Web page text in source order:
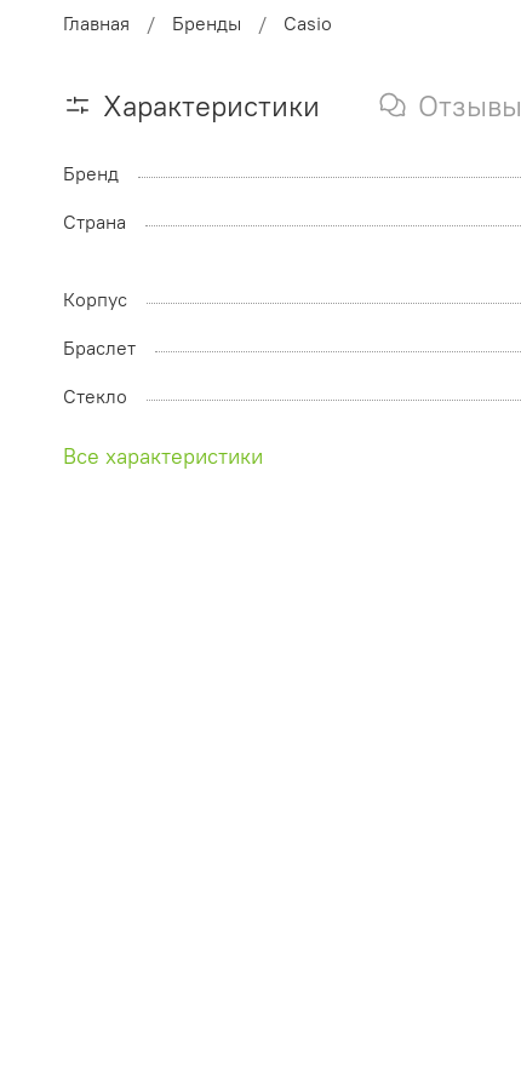
Главная Бренды Casio
Характеристики Отзывы
Бренд
Страна
Корпус
Браслет
Стекло
Все характеристики